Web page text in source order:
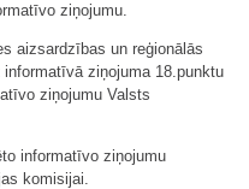
ziņojumu.
aizsardzības un reģionālās
ziņojuma 18.punktu
ziņojumu Valsts
informatīvo ziņojumu
komisijai.